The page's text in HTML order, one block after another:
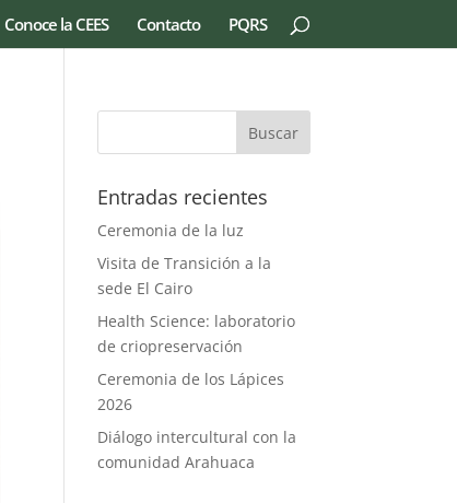
Conoce la CEES Contacto PQRS
Entradas recientes
Ceremonia de la luz
Visita de Transición a la
sede El Cairo
Health Science: laboratorio
de criopreservación
Ceremonia de los Lápices
2026
Diálogo intercultural con la
comunidad Arahuaca